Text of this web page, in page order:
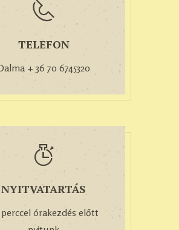
TELEFON
+ 36 70 6745320
NYITVATARTÁS
órakezdés előtt